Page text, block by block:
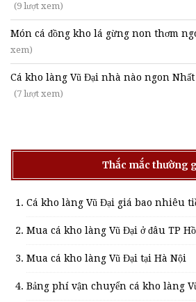
(9 lượt xem)
Món cá đồng kho lá gừng non thơm
xem)
Cá kho làng Vũ Đại nhà nào ngon
(7 lượt xem)
Thắc mắc thường
Cá kho làng Vũ Đại giá bao nhiêu
Mua cá kho làng Vũ Đại ở đâu TP
Mua cá kho làng Vũ Đại tại Hà Nội
Bảng phí vận chuyển cá kho làng